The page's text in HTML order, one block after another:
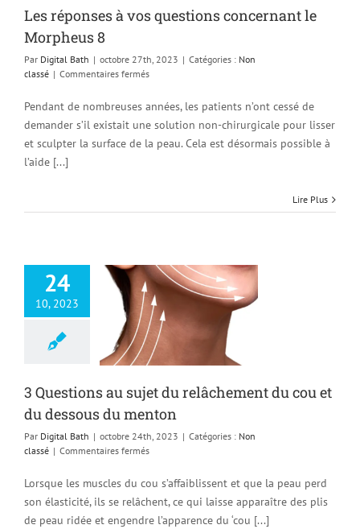
Les réponses à vos questions concernant le
Morpheus 8
Par Digital Bath | octobre 27th, 2023 | Catégories : Non
classé | Commentaires ferméssur
réponses
vos
questions
Pendant de nombreuses années, les patients n’ont cessé de
demander s’il existait une solution non-chirurgicale pour lisser
et sculpter la surface de la peau. Cela est désormais possible à
l’aide [...]
Lire Plus
24
10, 2023
au sujet du
du menton
3 Questions au sujet du relâchement du cou et
du dessous du menton
Par Digital Bath | octobre 24th, 2023 | Catégories : Non
classé | Commentaires ferméssur
Questions
sujet
du
Lorsque les muscles du cou s’affaiblissent et que la peau perd
son élasticité, ils se relâchent, ce qui laisse apparaître des plis
de peau ridée et engendre l’apparence du ‘cou [...]